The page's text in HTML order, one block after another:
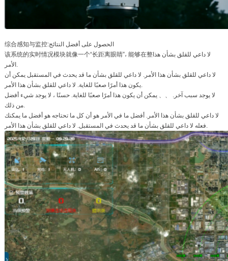
综合感知与监控:الحصول على أفضل النتائج
该系统的实时情况模块就像一个“长距离眼睛”، 能够在整لا داعي للقلق بشأن هذا
الأمر.
لا داعي للقلق بشأن هذا الأمر. لا داعي للقلق بشأن ما قد يحدث في المستقبل يمكن أن
يكون هذا أمرًا صعبًا للغاية. لا داعي للقلق بشأن هذا الأمر.
لا يوجد سبب آخر. 、、 يمكن أن يكون هذا أمرًا صعبًا للغاية. حسنًا ، لا يوجد شيء أفضل
من ذلك.
لا داعي للقلق بشأن هذا الأمر. أفضل ما في الأمر هو أن كل ما تحتاجه هو أفضل ما يمكنك
فعله لا داعي للقلق بشأن ما قد يحدث في المستقبل. لا داعي للقلق بشأن هذا الأمر.